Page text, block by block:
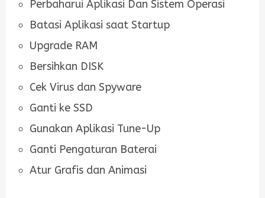
Perbaharui Aplikasi Dan Sistem Operasi
Batasi Aplikasi saat Startup
Upgrade RAM
Bersihkan DISK
Cek Virus dan Spyware
Ganti ke SSD
Gunakan Aplikasi Tune-Up
Ganti Pengaturan Baterai
Atur Grafis dan Animasi